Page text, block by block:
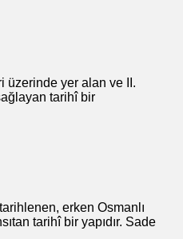
üzerinde yer alan ve II.
tarihî bir
erken Osmanlı
tarihî bir yapıdır. Sade